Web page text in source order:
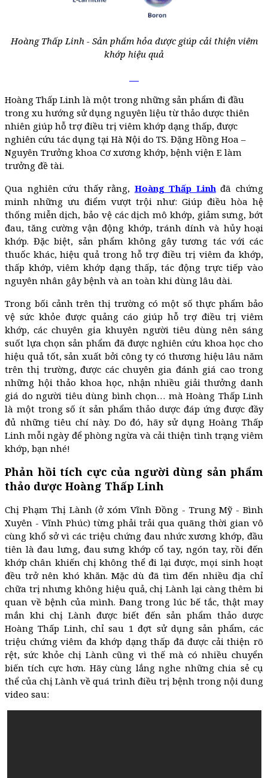
Hoàng Thấp Linh - Sản phẩm hỏa dược giúp cải thiện viêm
khớp hiệu quả
Hoàng Thấp Linh là một trong những sản phẩm đi đầu
trong xu hướng sử dụng nguyên liệu từ thảo dược thiên
nhiên giúp hỗ trợ điều trị viêm khớp dạng thấp, được
nghiên cứu tác dụng tại Hà Nội do TS. Đặng Hồng Hoa –
Nguyên Trưởng khoa Cơ xương khớp, bệnh viện E làm
trưởng đề tài.
Qua nghiên cứu thấy rằng, Hoàng Thấp Linhđã chứng
minh những ưu điểm vượt trội như: Giúp điều hòa hệ
thống miễn dịch, bảo vệ các dịch mô khớp, giảm sưng, bớt
đau, tăng cường vận động khớp, tránh dính và hủy hoại
khớp. Đặc biệt, sản phẩm không gây tương tác với các
thuốc khác, hiệu quả trong hỗ trợ điều trị viêm đa khớp,
thấp khớp, viêm khớp dạng thấp, tác động trực tiếp vào
nguyên nhân gây bệnh và an toàn khi dùng lâu dài.
Trong bối cảnh trên thị trường có một số thực phẩm bảo
vệ sức khỏe được quảng cáo giúp hỗ trợ điều trị viêm
khớp, các chuyên gia khuyên người tiêu dùng nên sáng
suốt lựa chọn sản phẩm đã được nghiên cứu khoa học cho
hiệu quả tốt, sản xuất bởi công ty có thương hiệu lâu năm
trên thị trường, được các chuyên gia đánh giá cao trong
những hội thảo khoa học, nhận nhiều giải thưởng danh
giá do người tiêu dùng bình chọn… mà Hoàng Thấp Linh
là một trong số ít sản phẩm thảo dược đáp ứng được đầy
đủ những tiêu chí này. Do đó, hãy sử dụng Hoàng Thấp
Linh mỗi ngày để phòng ngừa và cải thiện tình trạng viêm
khớp, bạn nhé!
Phản hồi tích cực của người dùng sản phẩm
thảo dược Hoàng Thấp Linh
Chị Phạm Thị Lành (ở xóm Vĩnh Đồng - Trung Mỹ - Bình
Xuyên - Vĩnh Phúc) từng phải trải qua quãng thời gian vô
cùng khổ sở vì các triệu chứng đau nhức xương khớp, đầu
tiên là đau lưng, đau sưng khớp cổ tay, ngón tay, rồi đến
khớp chân khiến chị không thể đi lại được, mọi sinh hoạt
đều trở nên khó khăn. Mặc dù đã tìm đến nhiều địa chỉ
chữa trị nhưng không hiệu quả, chị Lành lại càng thêm bi
quan về bệnh của mình. Đang trong lúc bế tắc, thật may
mắn khi chị Lành được biết đến sản phẩm thảo dược
Hoàng Thấp Linh, chỉ sau 1 đợt sử dụng sản phẩm, các
triệu chứng viêm đa khớp dạng thấp đã được cải thiện rõ
rệt, sức khỏe chị Lành cũng vì thế mà có nhiều chuyển
biến tích cực hơn. Hãy cùng lắng nghe những chia sẻ cụ
thể của chị Lành về quá trình điều trị bệnh trong nội dung
video sau: